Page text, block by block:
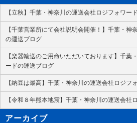
【立秋】千葉・神奈川の運送会社ロジフォワー
【千葉営業所にて会社説明会開催！】千葉・神
の運送ブログ
【楽器輸送のご用命いただいております】千葉
ードの運送ブログ
【納豆は最高】千葉・神奈川の運送会社ロジフ
【令和８年熊本地震】千葉・神奈川の運送会社
アーカイブ